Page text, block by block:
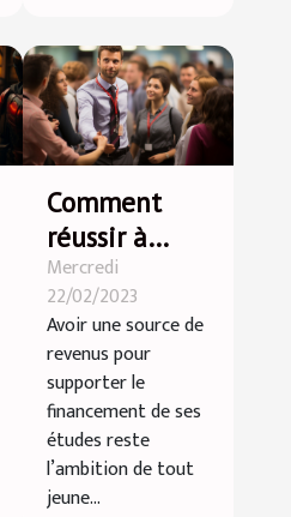
Comment
réussir à
décrocher un
emploi pour
étudiant ?
Mercredi
22/02/2023
Avoir une source de
revenus pour
supporter le
financement de ses
études reste
l’ambition de tout
jeune...